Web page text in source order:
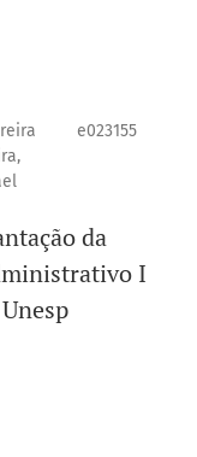
e023155
da
I